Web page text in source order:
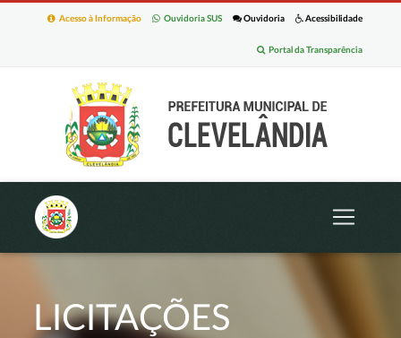
Acessibilidade
Ouvidoria
Ouvidoria SUS
Acesso à Informação
Portal da Transparência
LICITAÇÕES